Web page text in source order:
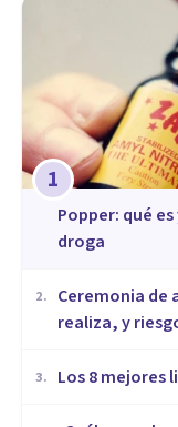
1
Popper: qué
droga
2.
Ceremonia de
realiza, y
3. Los 8 mejores